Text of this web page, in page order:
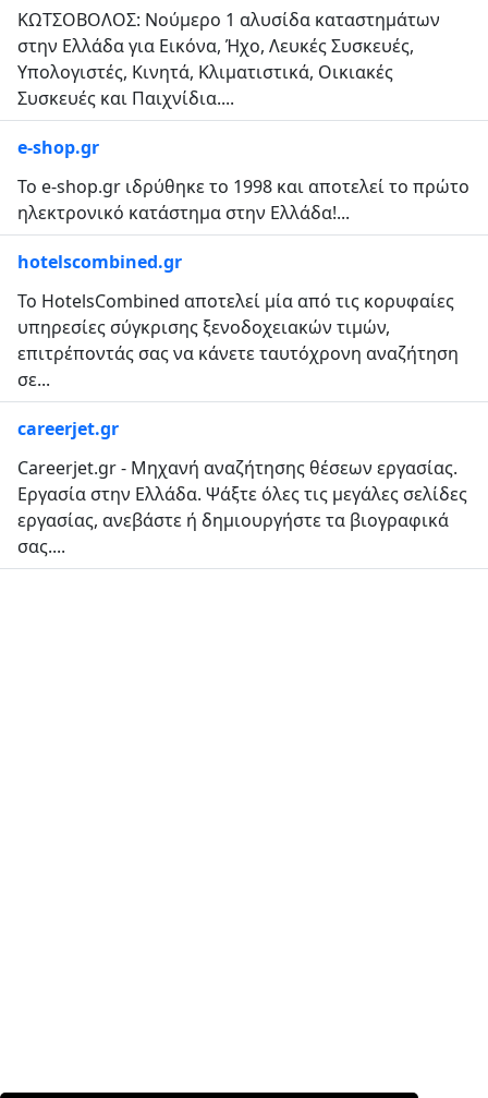
ΚΩΤΣΟΒΟΛΟΣ: Νούμερο 1 αλυσίδα καταστημάτων
στην Ελλάδα για Εικόνα, Ήχο, Λευκές Συσκευές,
Υπολογιστές, Κινητά, Κλιματιστικά, Οικιακές
Συσκευές και Παιχνίδια....
e-shop.gr
Το e-shop.gr ιδρύθηκε το 1998 και αποτελεί το πρώτο
ηλεκτρονικό κατάστημα στην Ελλάδα!...
hotelscombined.gr
Το HotelsCombined αποτελεί μία από τις κορυφαίες
υπηρεσίες σύγκρισης ξενοδοχειακών τιμών,
επιτρέποντάς σας να κάνετε ταυτόχρονη αναζήτηση
σε...
careerjet.gr
Careerjet.gr - Μηχανή αναζήτησης θέσεων εργασίας.
Εργασία στην Ελλάδα. Ψάξτε όλες τις μεγάλες σελίδες
εργασίας, ανεβάστε ή δημιουργήστε τα βιογραφικά
σας....